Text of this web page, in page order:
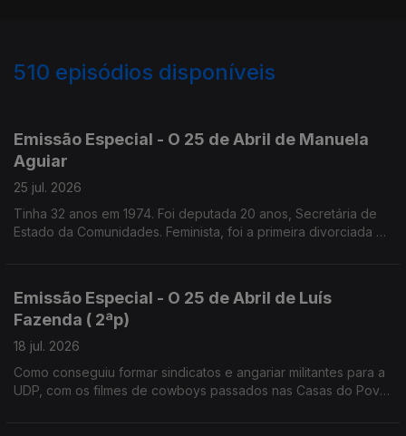
510 episódios disponíveis
Emissão Especial - O 25 de Abril de Manuela
Aguiar
25 jul. 2026
Tinha 32 anos em 1974. Foi deputada 20 anos, Secretária de
Estado da Comunidades. Feminista, foi a primeira divorciada na
Emissão Especial - O 25 de Abril de Luís
Fazenda ( 2ªp)
18 jul. 2026
Como conseguiu formar sindicatos e angariar militantes para a
UDP, com os filmes de cowboys passados nas Casas do Povo